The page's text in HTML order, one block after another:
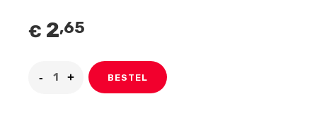
€ 2,65
BESTEL